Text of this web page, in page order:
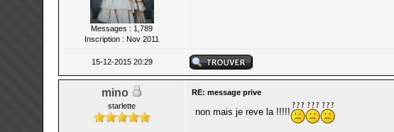
Messages : 1,789
Inscription : Nov 2011
15-12-2015 20:29
mino
starlette
RE: message prive
non mais je reve la !!!!!